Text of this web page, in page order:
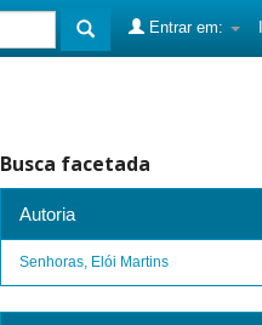
Entrar em:
Busca facetada
Autoria
Senhoras, Elói Martins